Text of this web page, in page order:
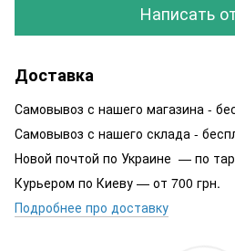
Написать
Доставка
Самовывоз с нашего магазина -
Самовывоз с нашего склада -
Новой почтой по Украине — по
Курьером по Киеву — от 700 грн.
Подробнее про доставку